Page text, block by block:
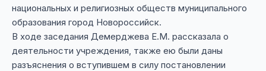
национальных и религиозных обществ муниципального
образования город Новороссийск.
В ходе заседания Демерджева Е.М. рассказала о
деятельности учреждения, также ею были даны
разъяснения о вступившем в силу постановлении